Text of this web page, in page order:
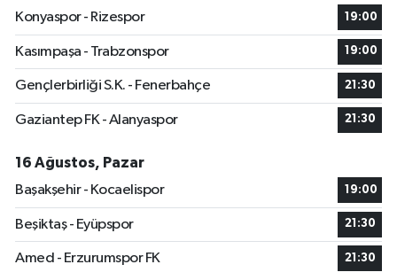
Konyaspor - Rizespor
19:00
Kasımpaşa - Trabzonspor 19:00
Gençlerbirliği S.K. - Fenerbahçe 21:30
Gaziantep FK - Alanyaspor 21:30
16 Ağustos, Pazar
Başakşehir - Kocaelispor
19:00
Beşiktaş - Eyüpspor 21:30
Amed - Erzurumspor FK 21:30